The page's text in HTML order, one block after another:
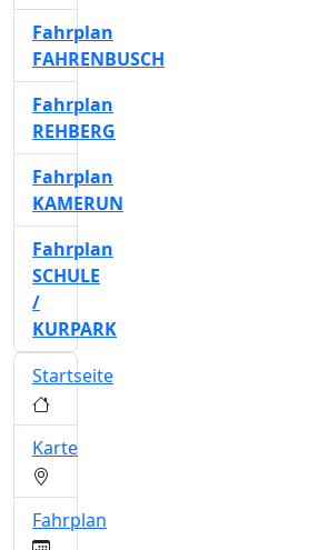
Fahrplan
FAHRENBUSCH
Fahrplan
REHBERG
Fahrplan
KAMERUN
Fahrplan
SCHULE
/
KURPARK
Startseite
Karte
Fahrplan